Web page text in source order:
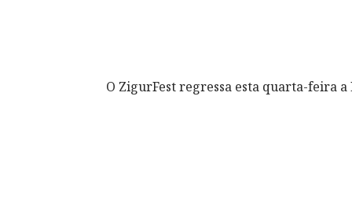
O ZigurFest regressa esta quarta-feira a